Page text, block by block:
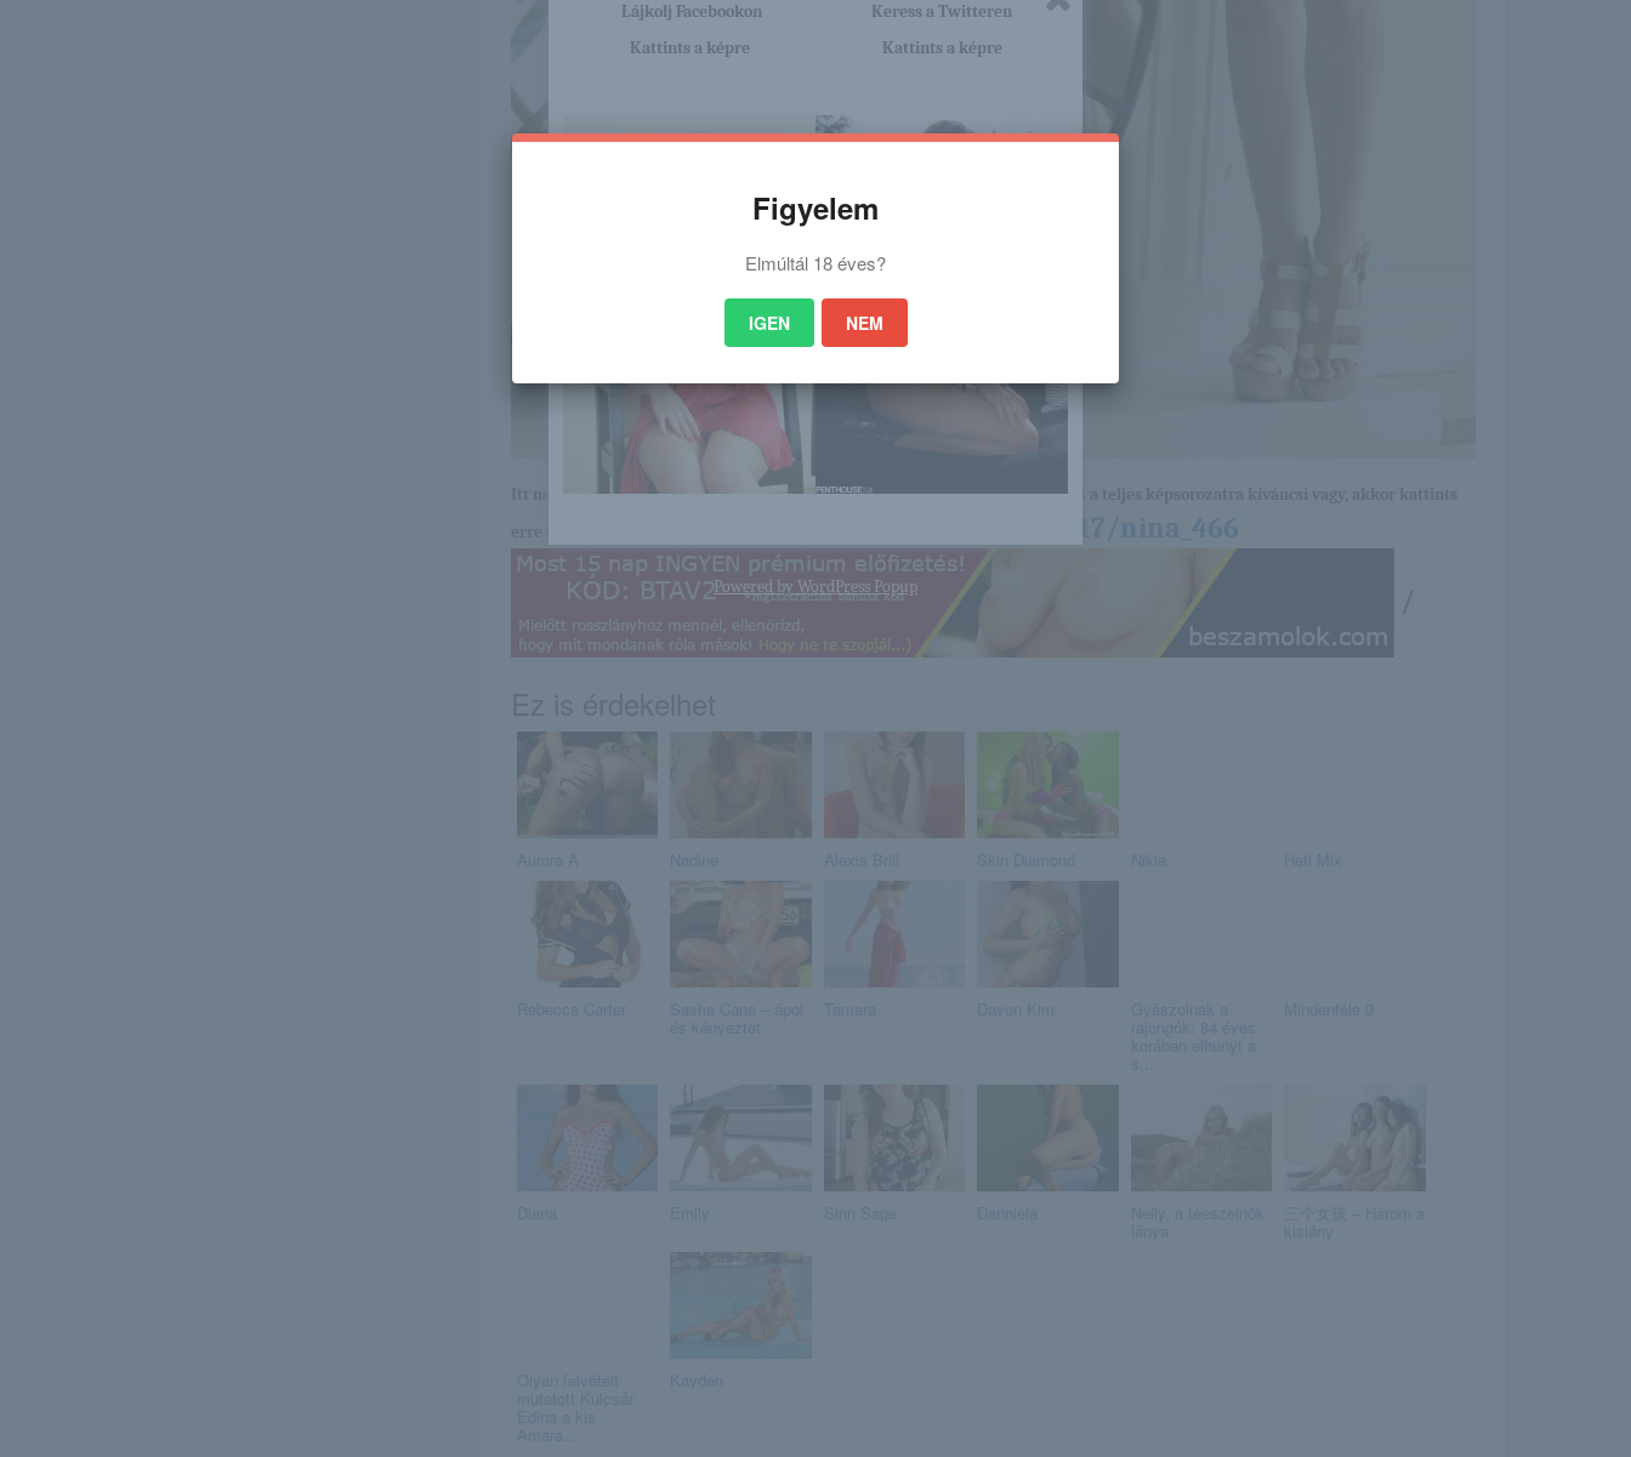
Itt nagyon sok olyan lány van, aki cseppet sem szégyenlős. Ha ennek a lánynak a teljes képsorozatra kíváncsi vagy, akkor kattints
http://maisuna.blog.hu/2016/02/17/nina_466
Aurora A Nadine Alexis Brill Skin Diamond Nikia Heti Mix
Rebecca Carter Sasha Cane – ápol
és kényeztet
Tamara Davon Kim Gyászolnak a
rajongók: 84 éves
korában elhunyt a
Mindenféle 9
Diana Emily Sinn Sage Danniela Nelly, a téeszelnök
lánya
三个女孩 – Három a
kislány
Olyan felvételt
mutatott Kulcsár
Edina a kis
Amará...
Kayden
Lájkolj Facebookon
Kattints a képre
Keress a Twitteren
Kattints a képre
Powered by WordPress Popup
Figyelem
Elmúltál 18 éves?
IGEN NEM